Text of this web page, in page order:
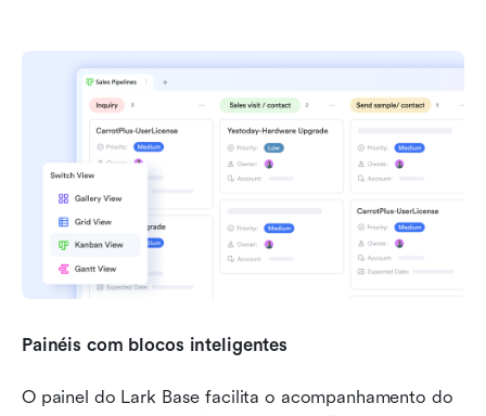
Painéis com blocos inteligentes
O painel do Lark Base facilita o acompanhamento do